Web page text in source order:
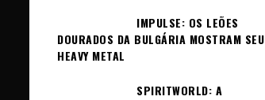
IMPULSE: OS LEÕES
DOURADOS DA BULGÁRIA MOSTRAM SEU
HEAVY METAL
SPIRITWORLD: A